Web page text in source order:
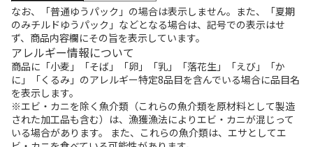
なお、「普通ゆうパック」の場合は表示しません。また、「夏期
のみチルドゆうパック」などとなる場合は、記号での表示はせ
ず、商品内容欄にその旨を表示しています。
アレルギー情報について
商品に「小麦」「そば」「卵」「乳」「落花生」「えび」「か
に」「くるみ」のアレルギー特定8品目を含んでいる場合に品目名
を表示します。
※エビ・カニを除く魚介類（これらの魚介類を原材料として製造
された加工品も含む）は、漁獲漁法によりエビ・カニが混じって
いる場合があります。 また、これらの魚介類は、エサとしてエ